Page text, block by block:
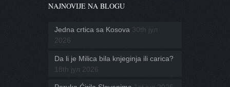
NAJNOVIJE NA BLOGU
Jedna crtica sa Kosova 30th јул
2026
Da li je Milica bila knjeginja ili carica?
18th јул 2026